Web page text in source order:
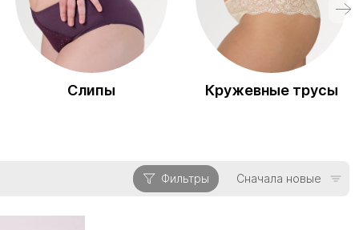
Слипы Кружевные трусы
Фильтры Сначала новые